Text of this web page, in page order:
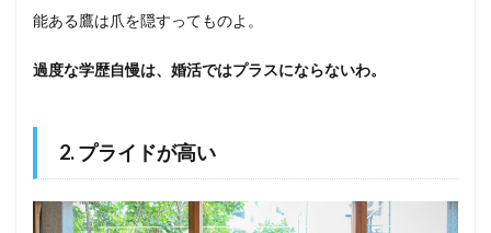
能ある鷹は爪を隠すってものよ。
過度な学歴自慢は、婚活ではプラスにならないわ。
2. プライドが高い